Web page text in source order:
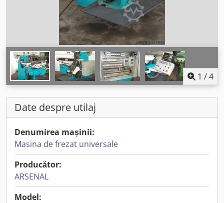
1 /4
Date despre utilaj
Denumirea mașinii:
Masina de frezat universale
Producător:
ARSENAL
Model: